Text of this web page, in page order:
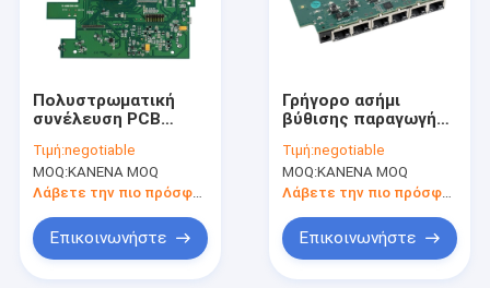
Πολυστρωματική
συνέλευση PCB
BGA επεξεργασίας
4mil PCB cOem
Τιμή:negotiable
MOQ:ΚΑΝΕΝΑ MOQ
Λάβετε την πιο πρόσφατη τιμή
Επικοινωνήστε
Γρήγορο ασήμι
βύθισης παραγωγής
πρωτοτύπων
στροφής 1-28L
Τιμή:negotiable
MOQ:ΚΑΝΕΝΑ MOQ
Λάβετε την πιο πρόσφατη τιμή
Επικοινωνήστε